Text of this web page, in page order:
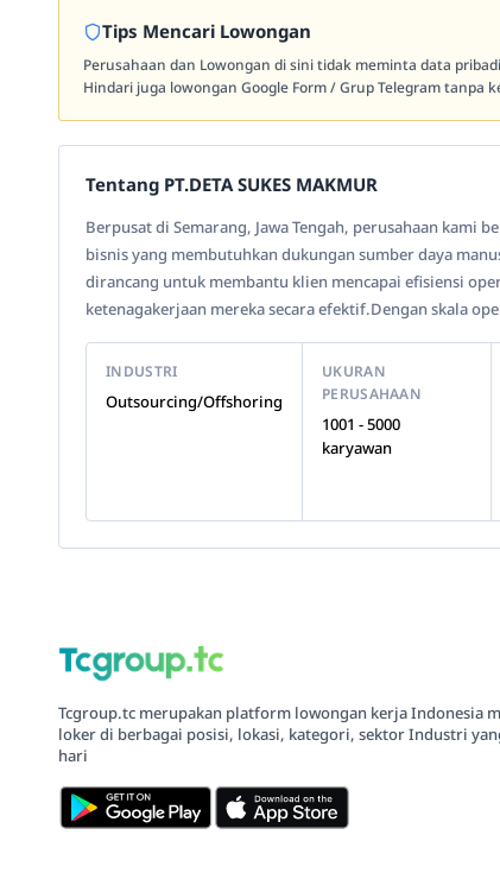
Tips Mencari Lowongan
Perusahaan dan Lowongan di sini tidak meminta data
Hindari juga lowongan Google Form / Grup Telegram tanpa
Tentang PT.DETA SUKES MAKMUR
Berpusat di Semarang, Jawa Tengah, perusahaan kami
bisnis yang membutuhkan dukungan sumber daya
dirancang untuk membantu klien mencapai efisiensi
ketenagakerjaan mereka secara efektif.Dengan skala
INDUSTRI
Outsourcing/Offshoring
UKURAN
PERUSAHAAN
1001 - 5000
karyawan
Tcgroup.tc merupakan platform lowongan kerja Indonesia
loker di berbagai posisi, lokasi, kategori, sektor Industri
hari